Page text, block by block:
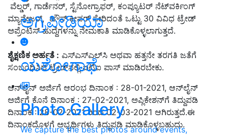
ಅಗ್ರಿಪೀಡಿಯಾ
ಯಶೋಗಾಥೆ
Photo Gallery
We capture the best photos around events,
ವೆಲ್ಡರ್, ಗಾರ್ಡೆನರ್, ಸ್ಟೆನೋಗ್ರಾಫರ್, ಕಂಪ್ಯೂಟರ್ ನೆಟ್‌ವರ್ಕಿಂಗ್
ಮ್ಯಾನೇಜರ್, ಹೌಸ್‌ ಕೀಪರ್ ಸೇರಿದಂತೆ ಒಟ್ಟು 30 ವಿವಿಧ ಟ್ರೇಡ್‌
ಅಪ್ರೆಂಟಿಸ್‌ ಹುದ್ದೆಗಳನ್ನು ನೇಮಕಾತಿ ಮಾಡಿಕೊಳ್ಳಲಾಗುತ್ತದೆ.
ಶೈಕ್ಷಣಿಕ ಅರ್ಹತೆ : ಎಸ್‌ಎಸ್‌ಎಲ್‌ಸಿ ಅಥವಾ ಹತ್ತನೇ ತರಗತಿ ಜತೆಗೆ
ಸಂಬಂಧಿಸಿದ ಟ್ರೇಡ್‌ನಲ್ಲಿ ಐಟಿಐ ಪಾಸ್‌ ಮಾಡಿರಬೇಕು.
ಆನ್‌ಲೈನ್‌ ಅರ್ಜಿಗೆ ಆರಂಭ ದಿನಾಂಕ : 28-01-2021, ಆನ್‌ಲೈನ್‌
ಅರ್ಜಿಗೆ ಕೊನೆ ದಿನಾಂಕ : 27-02-2021, ಅಪ್ಲಿಕೇಶನ್‌ಗೆ ತಿದ್ದುಪಡಿ
ದಿನಾಂಕ : 28-02-2021ರಿಂದ02-03-2021 ಆಗಿರುತ್ತದೆ.ಈ
ದಿನಾಂಕದೊಳಗೆ ಅಭ್ಯರ್ಥಿಗಳು ತಿದ್ದುಪಡಿ ಮಾಡಿಕೊಳ್ಳಬಹುದು.